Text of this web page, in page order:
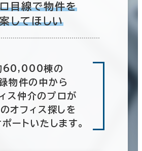
目線で物件を
してほしい
60,000棟の
物件の中から
ス仲介のプロが
オフィス探しを
ートいたします。